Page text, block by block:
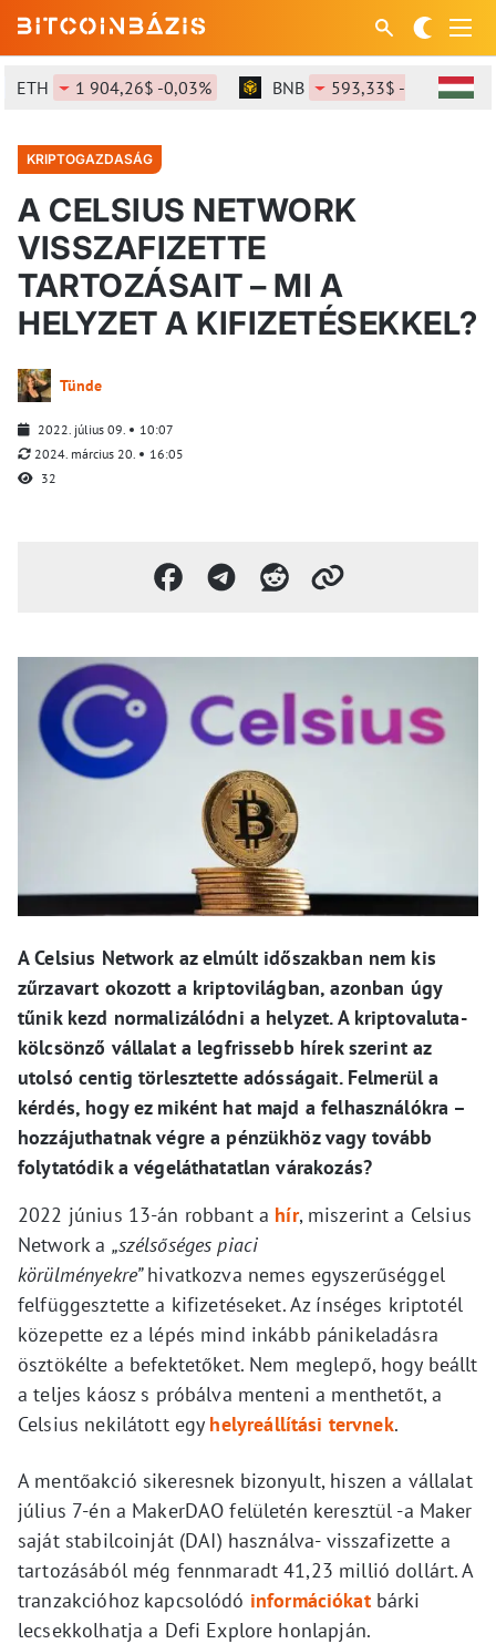
1 904,26$ -0,03% BNB 593,33$ -0,14%
KRIPTOGAZDASÁG
A CELSIUS NETWORK
VISSZAFIZETTE
TARTOZÁSAIT – MI A
HELYZET A KIFIZETÉSEKKEL?
Tünde
2022. július 09.
10:07
2024. március 20.
16:05
32
A Celsius Network az elmúlt időszakban nem kis
zűrzavart okozott a kriptovilágban, azonban úgy
tűnik kezd normalizálódni a helyzet. A kriptovaluta-
kölcsönző vállalat a legfrissebb hírek szerint az
utolsó centig törlesztette adósságait. Felmerül a
kérdés, hogy ez miként hat majd a felhasználókra –
hozzájuthatnak végre a pénzükhöz vagy tovább
folytatódik a végeláthatatlan várakozás?
2022 június 13-án robbant a hír, miszerint a Celsius
Network a „szélsőséges piaci
körülményekre”hivatkozva nemes egyszerűséggel
felfüggesztette a kifizetéseket. Az ínséges kriptotél
közepette ez a lépés mind inkább pánikeladásra
ösztökélte a befektetőket. Nem meglepő, hogy beállt
a teljes káosz s próbálva menteni a menthetőt, a
Celsius nekilátott egy helyreállítási tervnek.
A mentőakció sikeresnek bizonyult, hiszen a vállalat
július 7-én a MakerDAO felületén keresztül -a Maker
saját stabilcoinját (DAI) használva- visszafizette a
tartozásából még fennmaradt 41,23 millió dollárt. A
tranzakcióhoz kapcsolódó információkatbárki
lecsekkolhatja a Defi Explore honlapján.